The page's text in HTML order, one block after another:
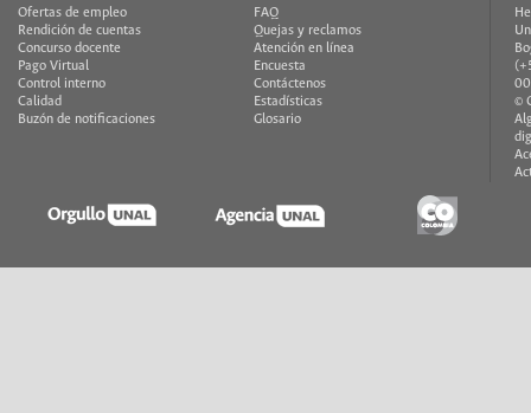
Ofertas de empleo
Rendición de cuentas
Concurso docente
Pago Virtual
Control interno
Calidad
Buzón de notificaciones
FAQ
Quejas y reclamos
Atención en línea
Encuesta
Contáctenos
Estadísticas
Glosario
©